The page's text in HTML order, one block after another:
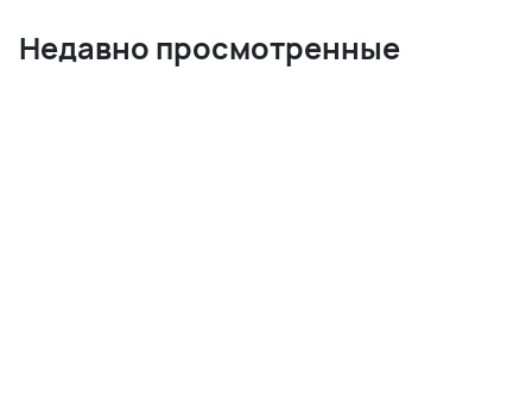
Недавно просмотренные